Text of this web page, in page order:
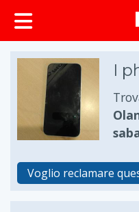
I
Voglio reclamare